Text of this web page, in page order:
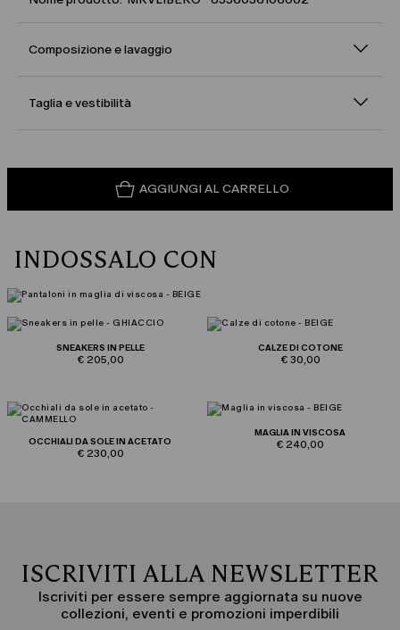
Composizione e lavaggio
Taglia e vestibilità
AGGIUNGI AL CARRELLO
INDOSSALO CON
SNEAKERS IN PELLE
€ 205,00
CALZE DI COTONE
€ 30,00
OCCHIALI DA SOLE IN ACETATO
€ 230,00
MAGLIA IN VISCOSA
€ 240,00
ISCRIVITI ALLA NEWSLETTER
Iscriviti per essere sempre aggiornata su nuove
collezioni, eventi e promozioni imperdibili